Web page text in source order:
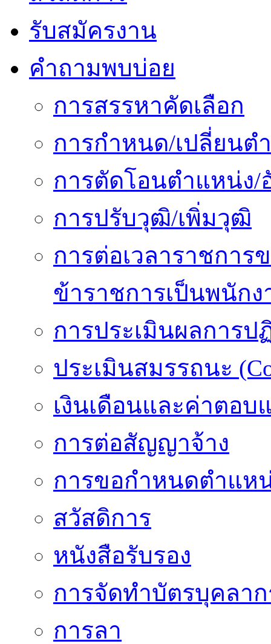
รับสมัครงาน
คำถามพบบ่อย
การสรรหาคัดเลือก
การกำหนด/เปลี่ยนต
การตัดโอนตำแหน่ง/
การปรับวุฒิ/เพิ่มวุฒิ
การต่อเวลาราชการ
ข้าราชการเป็นพนักง
การประเมินผลการป
ประเมินสมรรถนะ
เงินเดือนและค่าตอบ
การต่อสัญญาจ้าง
การขอกำหนดตำแห
สวัสดิการ
หนังสือรับรอง
การจัดทำบัตรบุคลา
การลา